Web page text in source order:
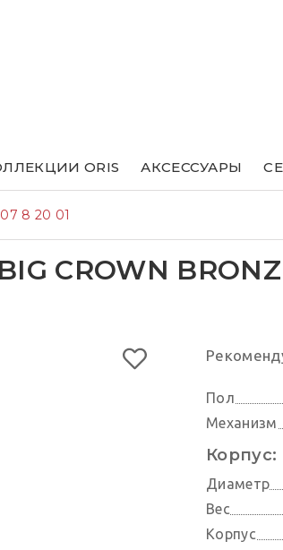
ORIS АКСЕССУАРЫ
8 20 01
BIG CROWN
Пол
Механизм
Корпус:
Диаметр
Вес
Корпус